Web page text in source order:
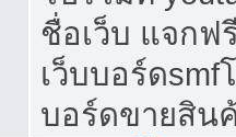
ชื่อเว็บ แจกฟ
เว็บบอร์ดsmf
บอร์ดขายสิน